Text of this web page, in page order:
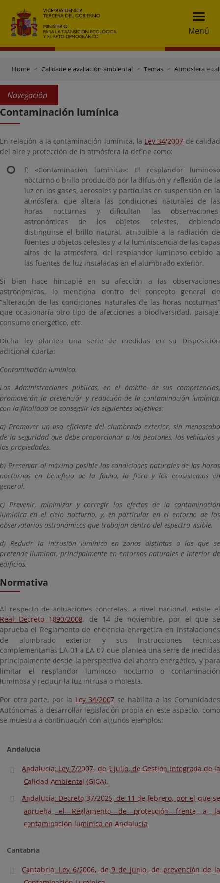
Menú
Home Calidade e avaliación ambiental Temas Atmosfera e
Navegación
Contaminación lumínica
En relación a la contaminación lumínica, la Ley 34/2007 de calidad
del aire y protección de la atmósfera la define como:
f) «Contaminación lumínica»: El resplandor luminoso
nocturno o brillo producido por la difusión y reflexión de la
luz en los gases, aerosoles y partículas en suspensión en la
atmósfera, que altera las condiciones naturales de las
horas nocturnas y dificultan las observaciones
astronómicas de los objetos celestes, debiendo
distinguirse el brillo natural, atribuible a la radiación de
fuentes u objetos celestes y a la luminiscencia de las capas
altas de la atmósfera, del resplandor luminoso debido a
las fuentes de luz instaladas en el alumbrado exterior.
Si bien hace hincapié en su afección a las observaciones
astronómicas, lo menciona dentro del concepto general de
“alteración de las condiciones naturales de las horas nocturnas”
que ocasionaría otro tipo de afecciones a biodiversidad, paisaje,
consumo energético, etc.
Dicha ley plantea una serie de medidas en su Disposición
adicional cuarta:
Contaminación lumínica.
Las Administraciones públicas, en el ámbito de sus competencias,
promoverán la prevención y reducción de la contaminación lumínica,
con la finalidad de conseguir los siguientes objetivos:
a) Promover un uso eficiente del alumbrado exterior, sin menoscabo
de la seguridad que debe proporcionar a los peatones, los vehículos y
las propiedades.
b) Preservar al máximo posible las condiciones naturales de las horas
nocturnas en beneficio de la fauna, la flora y los ecosistemas en
general.
c) Prevenir, minimizar y corregir los efectos de la contaminación
lumínica en el cielo nocturno, y, en particular en el entorno de los
observatorios astronómicos que trabajan dentro del espectro visible.
d) Reducir la intrusión lumínica en zonas distintas a las que se
pretende iluminar, principalmente en entornos naturales e interior de
edificios.
Normativa
Al respecto de actuaciones concretas, a nivel nacional, existe el
Real Decreto 1890/2008, de 14 de noviembre, por el que se
aprueba el Reglamento de eficiencia energética en instalaciones
de alumbrado exterior y sus Instrucciones técnicas
complementarias EA-01 a EA-07 que plantea una serie de medidas
principalmente desde la perspectiva del ahorro energético, y para
limitar el resplandor luminoso nocturno o contaminación
luminosa y reducir la luz intrusa o molesta.
Por otra parte, por la Ley 34/2007 se habilita a las Comunidades
Autónomas a desarrollar legislación propia en este aspecto, como
se muestra a continuación con algunos ejemplos:
Andalucía
Andalucía: Ley 7/2007, de 9 julio, de Gestión Integrada de la
Calidad Ambiental (GICA).
Andalucía: Decreto 37/2025, de 11 de febrero, por el que se
aprueba el Reglamento de protección frente a la
contaminación lumínica en Andalucía
Cantabria
Cantabria: Ley 6/2006, de 9 de junio, de prevención de la